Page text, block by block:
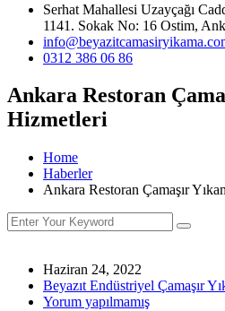
Serhat Mahallesi Uzayçağı
1141. Sokak No: 16 Ostim,
0312 386 06 86
Ankara Restoran
Hizmetleri
Home
Haberler
Ankara Restoran Çamaşır
Haziran 24, 2022
Beyazıt Endüstriyel Çamaşır
Yorum yapılmamış